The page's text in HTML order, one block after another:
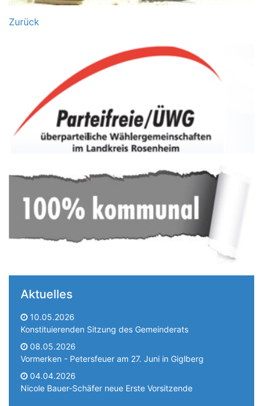
Zurück
Aktuelles
10.05.2026
Konstituierenden Sitzung des Gemeinderats
08.05.2026
Vormerken - Petersfeuer am 27. Juni in Giglberg
04.04.2026
Nicole Bauer-Schäfer neue Erste Vorsitzende